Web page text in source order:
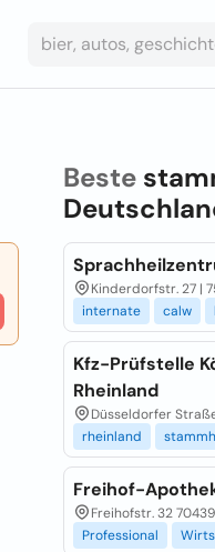
Beste
Kinderdorfstr. 27 |
internate
calw
Kfz-Prüfstelle
Rheinland
Düsseldorfer
rheinland
Freihof-
Freihofstr. 32
Professional